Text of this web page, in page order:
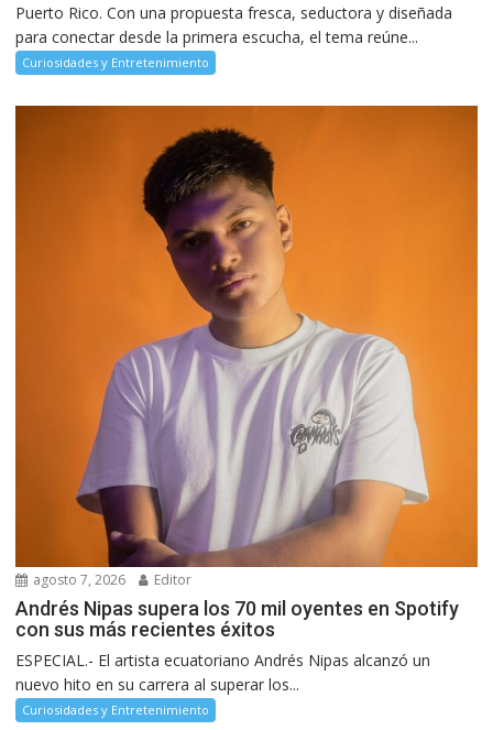
Puerto Rico. Con una propuesta fresca, seductora y diseñada
para conectar desde la primera escucha, el tema reúne...
Curiosidades y Entretenimiento
agosto 7, 2026 Editor
Andrés Nipas supera los 70 mil oyentes en Spotify
con sus más recientes éxitos
ESPECIAL.- El artista ecuatoriano Andrés Nipas alcanzó un
nuevo hito en su carrera al superar los...
Curiosidades y Entretenimiento